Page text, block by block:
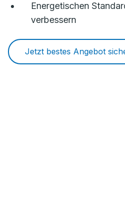
Energetischen
verbessern
Jetzt bestes Angebot